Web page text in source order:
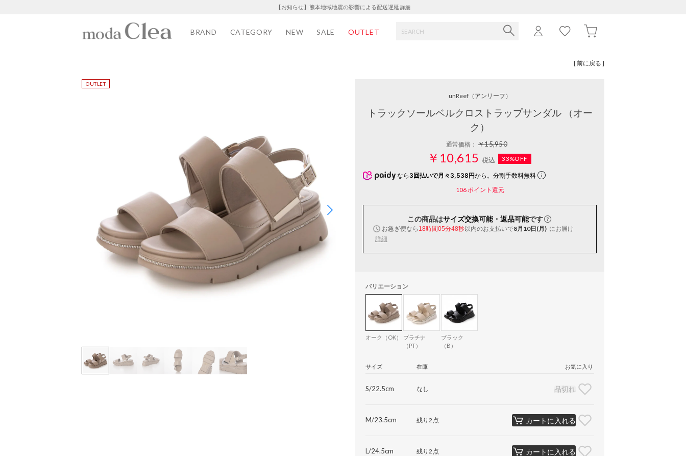
【お知らせ】熊本地域地震の影響による配送遅延 詳細
BRAND CATEGORY NEW SALE OUTLET
[ 前に戻る ]
unReef（アンリーフ）
トラックソールベルクロストラップサンダル （オー
ク）
通常価格：￥15,950
￥10,615 税込 33%OFF
なら 3回払いで月々3,538円から。分割手数料無料
106ポイント還元
この商品はサイズ交換可能・返品可能です
お急ぎ便なら 18時間05分48秒以内のお支払いで8月10日(月) にお届け
詳細
バリエーション
オーク（OK）
プラチナ
（PT）
ブラック
（B）
サイズ 在庫 お気に入り
S/22.5cm なし 品切れ
M/23.5cm 残り2点 カートに入れる
L/24.5cm 残り2点 カートに入れる